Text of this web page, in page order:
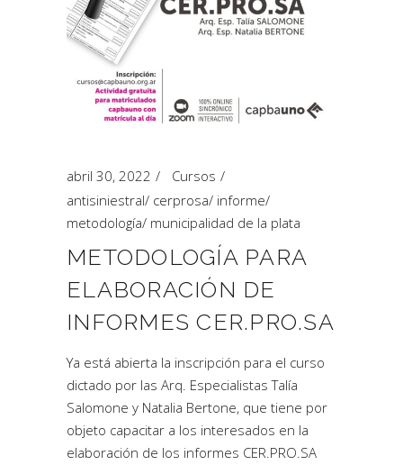
abril 30, 2022
Cursos
antisiniestral/ cerprosa/ informe/
metodología/ municipalidad de la plata
METODOLOGÍA PARA
ELABORACIÓN DE
INFORMES CER.PRO.SA
Ya está abierta la inscripción para el curso
dictado por las Arq. Especialistas Talía
Salomone y Natalia Bertone, que tiene por
objeto capacitar a los interesados en la
elaboración de los informes CER.PRO.SA